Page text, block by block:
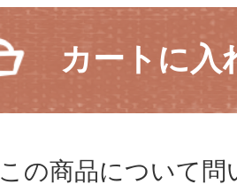
カートに入
この商品について問